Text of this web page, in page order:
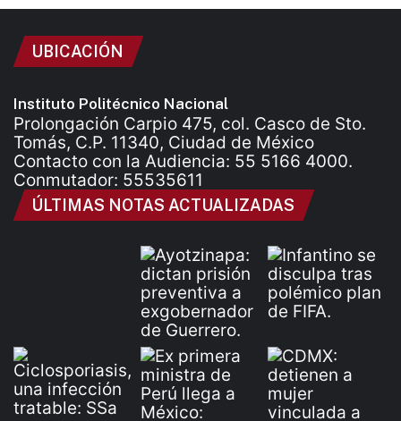
UBICACIÓN
Instituto Politécnico Nacional
Prolongación Carpio 475, col. Casco de Sto.
Tomás, C.P. 11340, Ciudad de México
Contacto con la Audiencia: 55 5166 4000.
Conmutador: 55535611
ÚLTIMAS NOTAS ACTUALIZADAS